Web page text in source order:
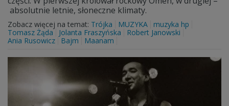
absolutnie letnie, słoneczne klimaty.
Zobacz więcej na temat: Trójka MUZYKA
muzyka hp
Tomasz Żąda
Jolanta Fraszyńska
Robert Janowski
Ania Rusowicz
Bajm Maanam